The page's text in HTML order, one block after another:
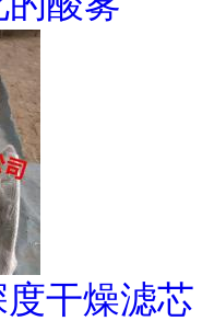
干燥滤芯